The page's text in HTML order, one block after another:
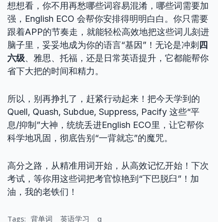
想想看，你不用再愁哪些词容易混淆，哪些词需要加
强，English ECO 会帮你安排得明明白白。你只需要
跟着APP的节奏走，就能轻松高效地把这些词儿刻进
脑子里，妥妥地成为你的语言“基因”！无论是冲刺 四
六级、雅思、托福，还是日常英语提升，它都能帮你
省下大把的时间和精力。
所以，别再挣扎了，赶紧行动起来！把今天学到的
Quell, Quash, Subdue, Suppress, Pacify 这些“平
息/抑制”大神，统统丢进English ECO里，让它帮你
科学地巩固，彻底告别“一背就忘”的魔咒。
高分之路，从精准用词开始，从高效记忆开始！下次
考试，等你用这些词把考官惊艳到“下巴脱臼”！加
油，我的老铁们！
Tags: 背单词 英语学习 q